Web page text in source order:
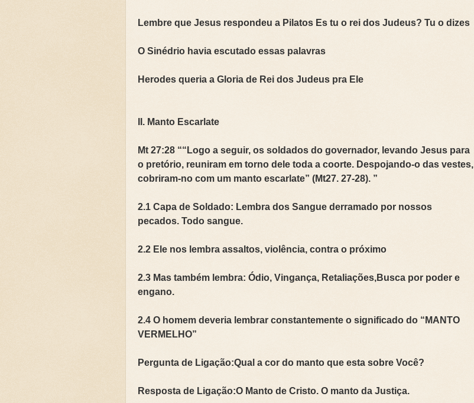
Lembre que Jesus respondeu a Pilatos Es tu o rei dos Judeus? Tu o dizes
O Sinédrio havia escutado essas palavras
Herodes queria a Gloria de Rei dos Judeus pra Ele
II. Manto Escarlate
Mt 27:28 ““Logo a seguir, os soldados do governador, levando Jesus para
o pretório, reuniram em torno dele toda a coorte. Despojando-o das vestes,
cobriram-no com um manto escarlate” (Mt27. 27-28). ”
2.1 Capa de Soldado: Lembra dos Sangue derramado por nossos
pecados. Todo sangue.
2.2 Ele nos lembra assaltos, violência, contra o próximo
2.3 Mas também lembra: Ódio, Vingança, Retaliações,Busca por poder e
engano.
2.4 O homem deveria lembrar constantemente o significado do “MANTO
VERMELHO”
Pergunta de Ligação:Qual a cor do manto que esta sobre Você?
Resposta de Ligação:O Manto de Cristo. O manto da Justiça.